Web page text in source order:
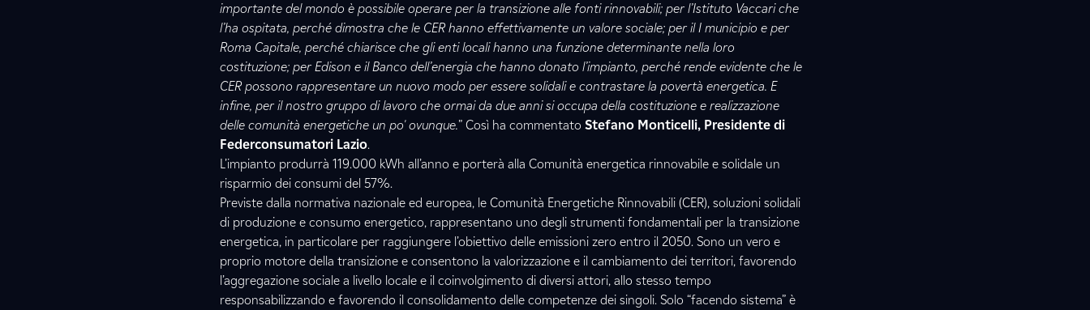
importante del mondo è possibile operare per la transizione alle fonti rinnovabili; per l’Istituto Vaccari che
l’ha ospitata, perché dimostra che le CER hanno effettivamente un valore sociale; per il I municipio e per
Roma Capitale, perché chiarisce che gli enti locali hanno una funzione determinante nella loro
costituzione; per Edison e il Banco dell’energia che hanno donato l’impianto, perché rende evidente che le
CER possono rappresentare un nuovo modo per essere solidali e contrastare la povertà energetica. E
infine, per il nostro gruppo di lavoro che ormai da due anni si occupa della costituzione e realizzazione
delle comunità energetiche un po' ovunque.” Così ha commentato Stefano Monticelli, Presidente di
Federconsumatori Lazio.
L’impianto produrrà 119.000 kWh all’anno e porterà alla Comunità energetica rinnovabile e solidale un
risparmio dei consumi del 57%.
Previste dalla normativa nazionale ed europea, le Comunità Energetiche Rinnovabili (CER), soluzioni solidali
di produzione e consumo energetico, rappresentano uno degli strumenti fondamentali per la transizione
energetica, in particolare per raggiungere l’obiettivo delle emissioni zero entro il 2050. Sono un vero e
proprio motore della transizione e consentono la valorizzazione e il cambiamento dei territori, favorendo
l’aggregazione sociale a livello locale e il coinvolgimento di diversi attori, allo stesso tempo
responsabilizzando e favorendo il consolidamento delle competenze dei singoli. Solo “facendo sistema” è